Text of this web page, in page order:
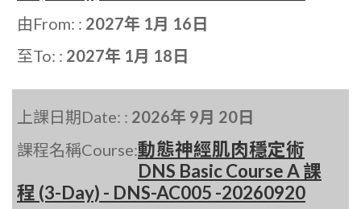
由From: : 2027年 1月 16日
至To: : 2027年 1月 18日
上課日期Date: : 2026年 9月 20日
課程名稱Course:動態神經肌肉穩定術
DNS Basic Course A 課
程 (3-Day) - DNS-AC005 -20260920